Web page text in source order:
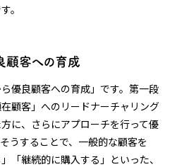
。
顧客への育成
優良顧客への育成」です。第一段
顧客」へのリードナーチャリング
に、さらにアプローチを行って優
うすることで、一般的な顧客を
「継続的に購入する」といった、